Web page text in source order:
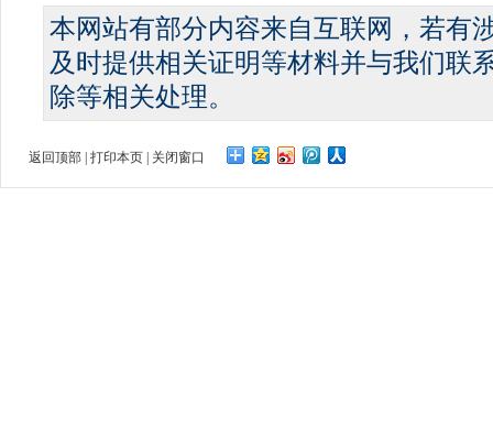
本网站有部分内容来自互联网，若有
及时提供相关证明等材料并与我们联
除等相关处理。
返回顶部 | 打印本页 | 关闭窗口